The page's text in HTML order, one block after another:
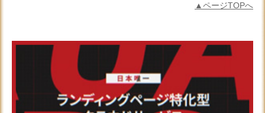
▲ページTOPへ